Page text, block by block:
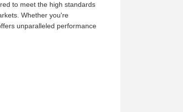
to meet the high standards
Whether you're
unparalleled performance